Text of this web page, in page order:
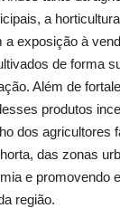
a
a exposição à
de forma
Além de
produtos
dos agricultores
das zonas
e promovendo
região.